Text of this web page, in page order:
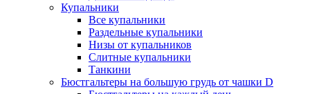
Купальники
Все купальники
Раздельные купальники
Низы от купальников
Слитные купальники
Танкини
Бюстгальтеры на большую грудь от чашки D